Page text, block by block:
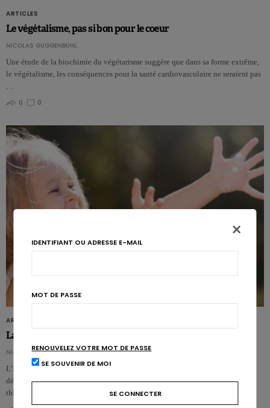
ARTICLES
Le végétalisme, pas si bon pour le coeur
NICOLAS GUGGENBÜHL
Une étude de la biochimie du végétarisme suggère que dans sa forme extrême,
le végétalisme, les conséquences pour la santé cardiovasculaire ne seraient pas
…
0
0
ARTICLES
La thiamine décroche une allégation pour la santé mentale
NICOLAS GUGGENBÜHL
L’EFSA a émis un avis favorable pour une allégation relative au
développement et à la santé infantile (art. 14) et qui concerne le lien entre la
thiam…
×
IDENTIFIANT OU ADRESSE E-MAIL
MOT DE PASSE
RENOUVELEZ VOTRE MOT DE PASSE
SE SOUVENIR DE MOI